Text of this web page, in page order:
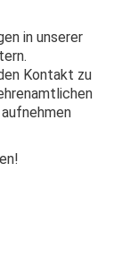
in unserer
Kontakt zu